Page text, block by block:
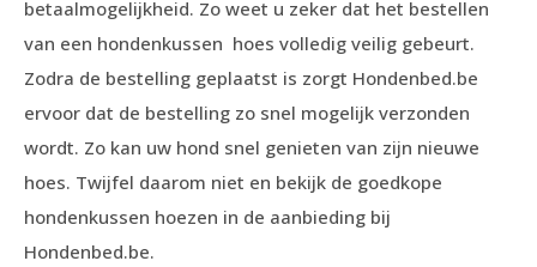
betaalmogelijkheid. Zo weet u zeker dat het bestellen
van een hondenkussen hoes volledig veilig gebeurt.
Zodra de bestelling geplaatst is zorgt Hondenbed.be
ervoor dat de bestelling zo snel mogelijk verzonden
wordt. Zo kan uw hond snel genieten van zijn nieuwe
hoes. Twijfel daarom niet en bekijk de goedkope
hondenkussen hoezen in de aanbieding bij
Hondenbed.be.